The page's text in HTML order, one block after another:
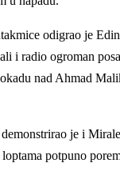
odigrao je
i radio ogroman
nad Ahmad
je i
potpuno